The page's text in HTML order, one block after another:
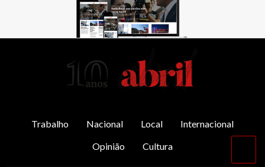
Trabalho Nacional Local
Internacional
Opinião
Cultura